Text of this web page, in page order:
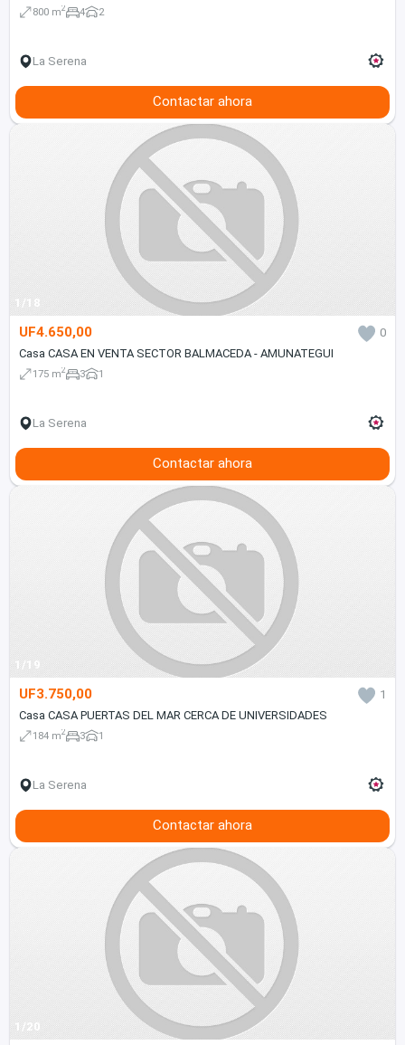
800 m2 4 2
La Serena
Contactar ahora
1/18
UF4.650,00
0
Casa CASA EN VENTA SECTOR BALMACEDA - AMUNATEGUI
175 m2 3 1
La Serena
Contactar ahora
1/19
UF3.750,00
1
Casa CASA PUERTAS DEL MAR CERCA DE UNIVERSIDADES
184 m2 3 1
La Serena
Contactar ahora
1/20